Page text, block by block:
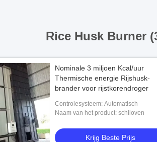
Rice Husk Burner
Nominale 3 miljoen Kcal/uur
Thermische energie Rijshusk-
brander voor rijstkorendroger
Controlesysteem: Automatisch
Naam van het product: schiloven
Krijg Beste Prijs